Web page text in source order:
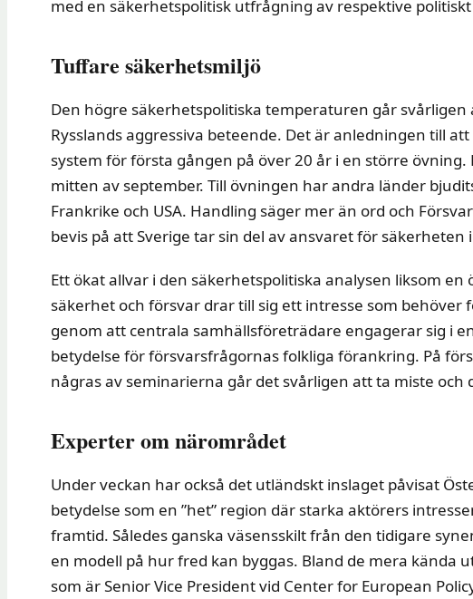
med en säkerhetspolitisk utfrågning av respektive
Tuffare säkerhetsmiljö
Den högre säkerhetspolitiska temperaturen går
Rysslands aggressiva beteende. Det är anledningen till
system för första gången på över 20 år i en större
mitten av september. Till övningen har andra länder
Frankrike och USA. Handling säger mer än ord och
bevis på att Sverige tar sin del av ansvaret för säkerheten
Ett ökat allvar i den säkerhetspolitiska analysen liksom
säkerhet och försvar drar till sig ett intresse som
genom att centrala samhällsföreträdare engagerar sig i
betydelse för försvarsfrågornas folkliga förankring. På
någras av seminarierna går det svårligen att ta miste
Experter om närområdet
Under veckan har också det utländskt inslaget påvisat
betydelse som en ”het” region där starka aktörers
framtid. Således ganska väsensskilt från den tidigare
en modell på hur fred kan byggas. Bland de mera kända
som är Senior Vice President vid Center for European